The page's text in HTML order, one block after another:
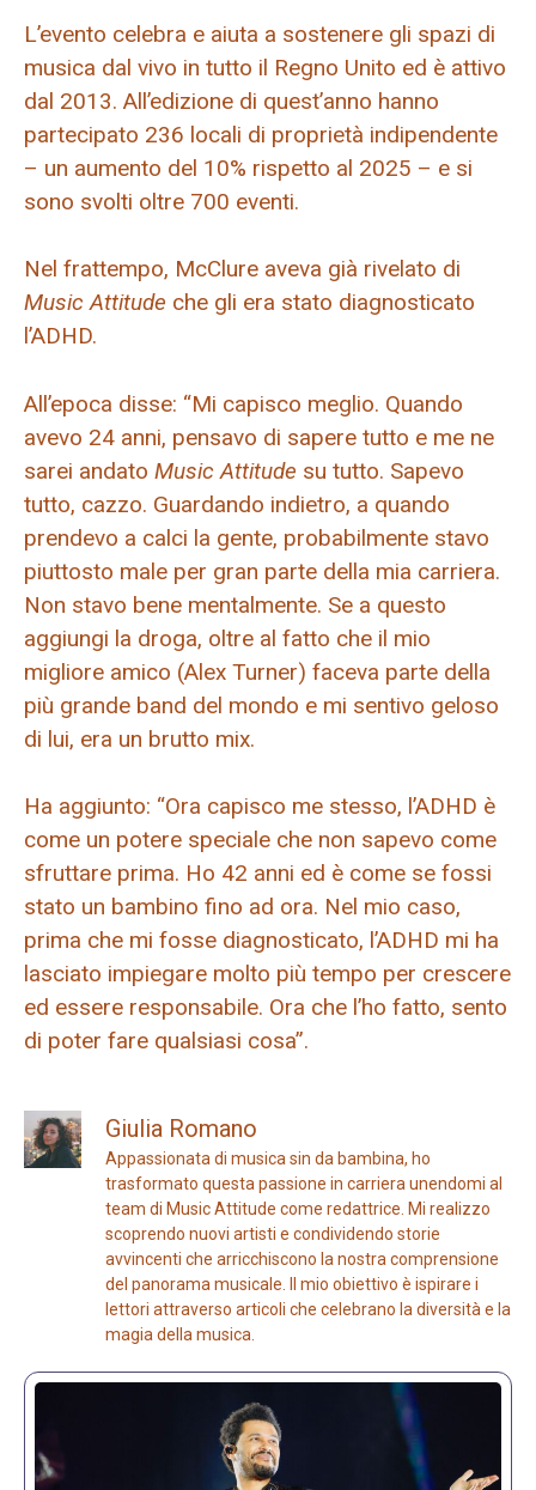
L’evento celebra e aiuta a sostenere gli spazi di
musica dal vivo in tutto il Regno Unito ed è attivo
dal 2013. All’edizione di quest’anno hanno
partecipato 236 locali di proprietà indipendente
– un aumento del 10% rispetto al 2025 – e si
sono svolti oltre 700 eventi.
Nel frattempo, McClure aveva già rivelato di
Music Attitude che gli era stato diagnosticato
l’ADHD.
All’epoca disse: “Mi capisco meglio. Quando
avevo 24 anni, pensavo di sapere tutto e me ne
sarei andato Music Attitude su tutto. Sapevo
tutto, cazzo. Guardando indietro, a quando
prendevo a calci la gente, probabilmente stavo
piuttosto male per gran parte della mia carriera.
Non stavo bene mentalmente. Se a questo
aggiungi la droga, oltre al fatto che il mio
migliore amico (Alex Turner) faceva parte della
più grande band del mondo e mi sentivo geloso
di lui, era un brutto mix.
Ha aggiunto: “Ora capisco me stesso, l’ADHD è
come un potere speciale che non sapevo come
sfruttare prima. Ho 42 anni ed è come se fossi
stato un bambino fino ad ora. Nel mio caso,
prima che mi fosse diagnosticato, l’ADHD mi ha
lasciato impiegare molto più tempo per crescere
ed essere responsabile. Ora che l’ho fatto, sento
di poter fare qualsiasi cosa”.
Giulia Romano
Appassionata di musica sin da bambina, ho
trasformato questa passione in carriera unendomi al
team di Music Attitude come redattrice. Mi realizzo
scoprendo nuovi artisti e condividendo storie
avvincenti che arricchiscono la nostra comprensione
del panorama musicale. Il mio obiettivo è ispirare i
lettori attraverso articoli che celebrano la diversità e la
magia della musica.